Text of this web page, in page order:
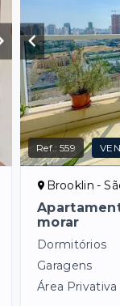
Ref.:559
Brooklin -
morar
Dormitórios
Garagens
Área Privativa